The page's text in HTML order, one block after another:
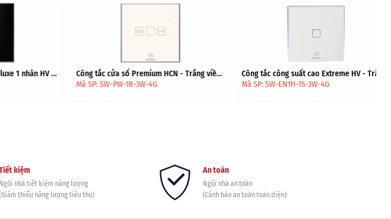
nhân HV -
Công tắc cửa sổ Premium HCN - Trắng viền
Mã SP: SW-PW-1R-3W-4G
Công tắc công suất cao Extreme HV - Trắng
viền vàng
Mã SP: SW-EN1H-1S-3W-4G
kiệm
Ngôi nhà tiết kiệm năng lượng
thiểu năng lượng tiêu thụ)
An toàn
Ngôi nhà an toàn
(Cảnh báo an toàn toàn diện)